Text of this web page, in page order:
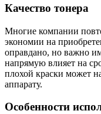
Качество тонера
Многие компании
экономии на
оправдано, но важно
напрямую влияет на
плохой краски может
аппарату.
Особенности